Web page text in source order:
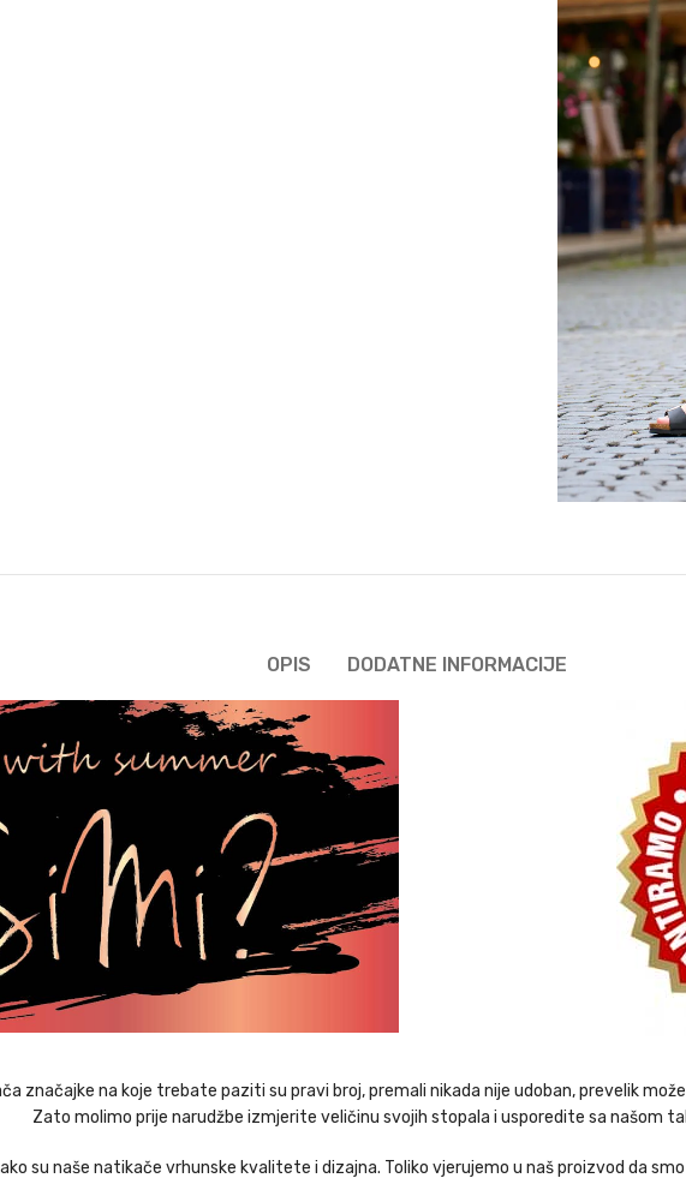
OPIS DODATNE INFORMACIJE
značajke na koje trebate paziti su pravi broj, premali nikada nije udoban, prevelik
Zato molimo prije narudžbe izmjerite veličinu svojih stopala i usporedite sa našom
su naše natikače vrhunske kvalitete i dizajna. Toliko vjerujemo u naš proizvod da